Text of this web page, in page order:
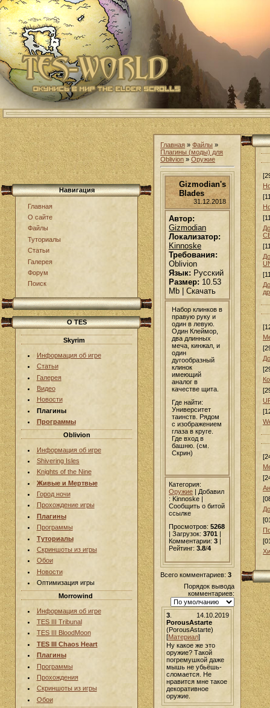
Навигация
Главная
О сайте
Файлы
Туториалы
Статьи
Галерея
Форум
Поиск
О TES
Skyrim
Информация об игре
Статьи
Галерея
Видео
Новости
Плагины
Программы
Oblivion
Информация об игре
Shivering Isles
Knights of the Nine
Живые и Мертвые
Город ночи
Прохождение игры
Плагины
Программы
Туториалы
Скриншоты из игры
Обои
Новости
Оптимизация игры
Morrowind
Информация об игре
TES III Tribunal
TES III BloodMoon
TES III Chaos Heart
Плагины
Программы
Прохождения
Скриншоты из игры
Обои
Главная » Файлы »
Плагины (моды) для
Oblivion » Оружие
Gizmodian's
Blades
31.12.2018
Автор:
Gizmodian
Локализатор:
Kinnoske
Требования:
Oblivion
Язык: Русский
Размер: 10.53
Mb | Скачать
Набор клинков в
правую руку и
один в левую.
Один Клеймор,
два длинных
меча, кинжал, и
один
дугообразный
клинок
имеющий
аналог в
качестве щита.
Где найти:
Университет
таинств. Рядом
с изображением
глаза в круге.
Где вход в
башню. (см.
Скрин)
Категория:
Оружие | Добавил
: Kinnoske |
Сообщить о битой
ссылке
Просмотров: 5268
| Загрузок: 3701
Комментарии: 3
Рейтинг: 3.8/4
Всего комментариев: 3
Порядок вывода
комментариев:
14.10.2019
3.
PorousAstarte
(PorousAstarte)
[Материал]
Ну какое же это
оружие? Такой
погремушкой даже
мышь не убьёшь-
сломается. Не
нравится мне такое
декоративное
оружие.